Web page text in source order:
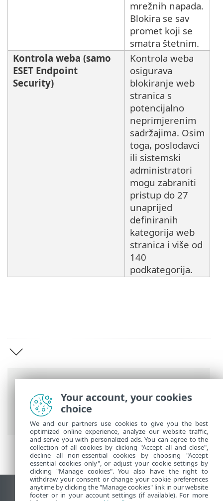
ESET-ova online pomoć > ESET Endpoint
Security> Pregled
mrežnih napada.
Blokira se sav
promet koji se
smatra štetnim.
Kontrola weba (samo
ESET Endpoint
Security)
Kontrola weba
osigurava
blokiranje web
stranica s
potencijalno
neprimjerenim
sadržajima. Osim
toga, poslodavci
ili sistemski
administratori
mogu zabraniti
pristup do 27
unaprijed
definiranih
kategorija web
stranica i više od
140
podkategorija.
Prikaži stranicu za radnu površinu
Your account, your cookies
choice
We and our partners use cookies to give you the best
optimized online experience, analyze our website traffic,
and serve you with personalized ads. You can agree to the
collection of all cookies by clicking "Accept all and close",
decline all non-essential cookies by choosing "Accept
essential cookies only", or adjust your cookie settings by
clicking "Manage cookies". You also have the right to
withdraw your consent or change your cookie preferences
anytime by clicking the "Manage cookies" link in our website
footer or in your account settings (if available). For more